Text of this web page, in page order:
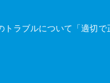
ラブルについて「適切